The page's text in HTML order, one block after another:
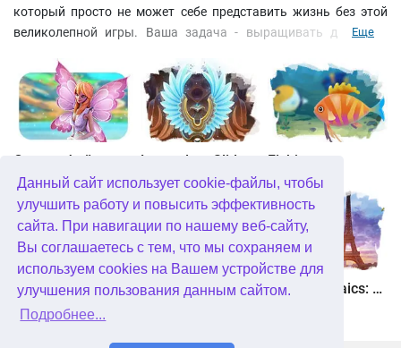
Данный сайт использует cookie-файлы, чтобы
улучшить работу и повысить эффективность
сайта. При навигации по нашему веб-сайту,
Вы соглашаетесь с тем, что мы сохраняем и
используем cookies на Вашем устройстве для
улучшения пользования данным сайтом.
Подробнее...
который просто не может себе представить жизнь без этой
великолепной игры. Ваша задача - выращивать драконьи
лучших традициях Зумы и Люксора, так что, отложите все дела
и приступайте к этому нелегкому труду. Ибо даже сам великий
император запретил своей жене играть в эту игру, чтобы она
не забыла о своих обязанностях и родила ему маленького
императора.Проведите свое свободное время весело и
увлекательно!
Еще
Страна фей Legendary Slide Fishjong
Квадриум Пасьянс Белоснежка. Зачарованное королевство Travel Mosaics: A Paris Tour